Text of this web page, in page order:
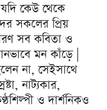
যদি কেউ থেকে
সকলের প্রিয়
সব কবিতা ও
মন কাঁড়ে |
না, সেইসাথে
নাট্যকার,
ও দার্শনিকও